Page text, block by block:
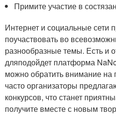
Примите участие в
Интернет и социальные сети
поучаствовать во
разнообразные темы. Есть и
дляподойдет платформа
можно обратить внимание на
часто организаторы
конкурсов, что станет
получите вместе с новым